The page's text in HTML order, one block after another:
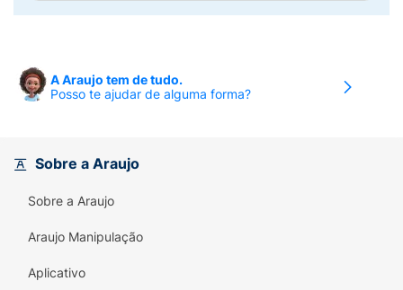
moderadas.-Após tratamento
escleroterápico-Pós-operatório de varizes.
severas.-Tratamento da trombose venosa
profunda.
A Araujo tem de tudo.
Posso te ajudar de alguma forma?
Sobre a Araujo
Sobre a Araujo
Araujo Manipulação
Aplicativo